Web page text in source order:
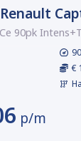
Renault
90pk
€
p/m